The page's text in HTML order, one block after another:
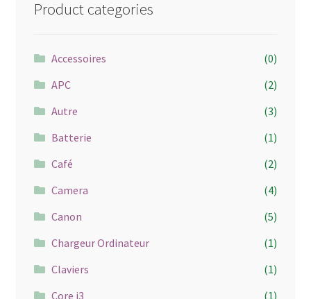
Product categories
Accessoires
(0)
APC
(2)
Autre
(3)
Batterie
(1)
Café
(2)
Camera
(4)
Canon
(5)
Chargeur Ordinateur
(1)
Claviers
(1)
Core i3
(1)